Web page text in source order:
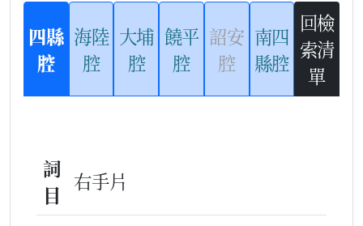
四縣
腔
海陸
腔
大埔
腔
饒平
腔
詔安
腔
南四
縣腔
回檢
索清
單
詞
目
右手片